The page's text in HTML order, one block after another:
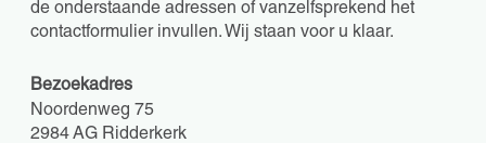
de onderstaande adressen of vanzelfsprekend het
contactformulier invullen. Wij staan voor u klaar.
Bezoekadres
Noordenweg 75
2984 AG Ridderkerk